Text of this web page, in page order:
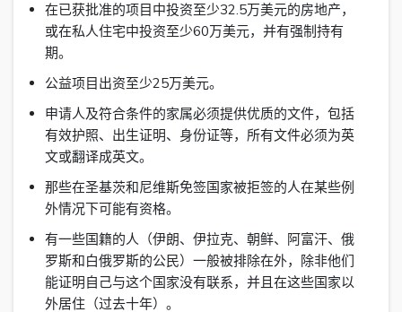
在已获批准的项目中投资至少32.5万美元的房地产，
或在私人住宅中投资至少60万美元，并有强制持有
期。
公益项目出资至少25万美元。
申请人及符合条件的家属必须提供优质的文件，包括
有效护照、出生证明、身份证等，所有文件必须为英
文或翻译成英文。
那些在圣基茨和尼维斯免签国家被拒签的人在某些例
外情况下可能有资格。
有一些国籍的人（伊朗、伊拉克、朝鲜、阿富汗、俄
罗斯和白俄罗斯的公民）一般被排除在外，除非他们
能证明自己与这个国家没有联系，并且在这些国家以
外居住（过去十年）。